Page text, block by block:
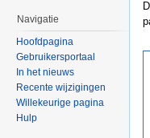
Navigatie
Hoofdpagina
Gebruikersportaal
In het nieuws
Recente wijzigingen
Willekeurige pagina
Hulp